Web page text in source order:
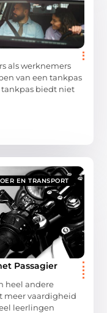
als werknemers
van een tankpas
tankpas biedt niet
EN TRANSPORT
Passagier
heel andere
meer vaardigheid
leerlingen